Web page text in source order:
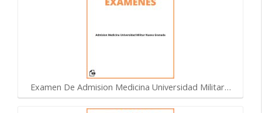
Examen De Admision Medicina Universidad Militar…